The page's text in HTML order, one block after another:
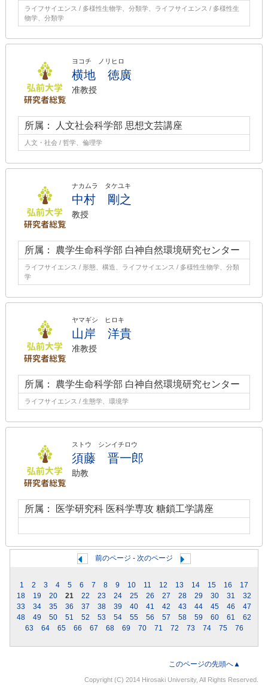
ライフサイエンス / 多様性生物学、分類学、ライフサイエンス / 多様性生
物学、分類学
ヨコチ ノリヒロ
横地 徳廣
准教授
所属： 人文社会科学部 思想文芸講座
人文・社会 / 哲学、倫理学
ナカムラ タケユキ
中村 剛之
教授
所属： 農学生命科学部 白神自然環境研究センター
ライフサイエンス / 形態、構造、ライフサイエンス / 多様性生物学、分類
学
ヤマギシ ヒロキ
山岸 洋貴
准教授
所属： 農学生命科学部 白神自然環境研究センター
ライフサイエンス / 生態学、環境学
ストウ シンイチロウ
須藤 晋一郎
助教
所属： 医学研究科 医科学専攻 糖鎖工学講座
前のページ - 次のページ
1 2 3 4 5 6 7 8 9 10 11 12 13 14 15 16
17
18
19 20 21 22 23 24 25 26 27 28 29 30 31
32
33
34 35 36 37 38 39 40 41 42 43 44 45 46
47
48
49 50 51 52 53 54 55 56 57 58 59 60 61
62
63
64 65 66 67 68 69 70 71 72 73 74 75 76
このページの先頭へ▲
Copyright (C) 2014 Hirosaki University, All Rights Reserved.